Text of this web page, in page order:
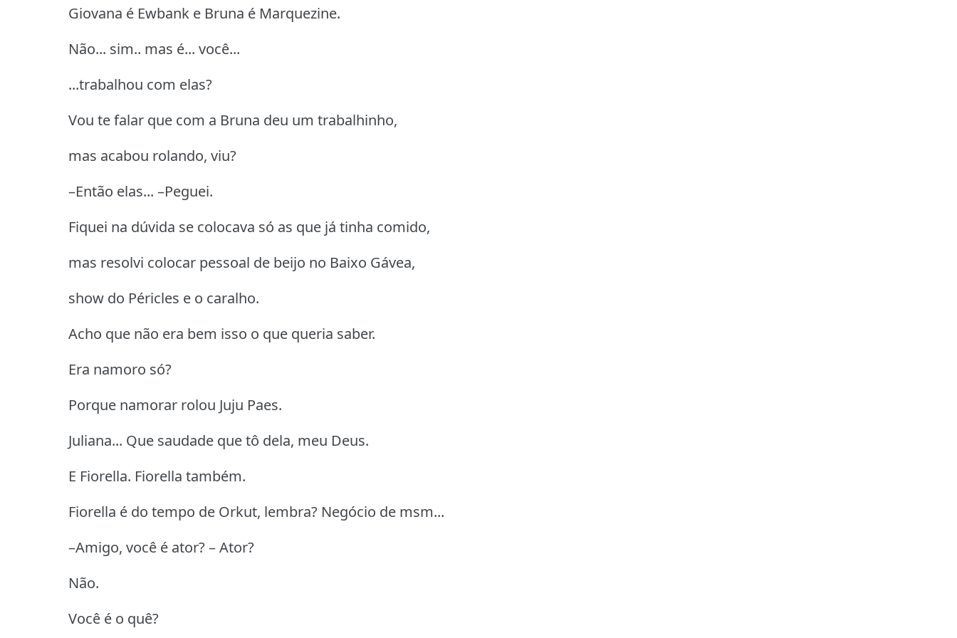
Giovana é Ewbank e Bruna é Marquezine.
Não... sim.. mas é... você...
...trabalhou com elas?
Vou te falar que com a Bruna deu um trabalhinho,
mas acabou rolando, viu?
–Então elas... –Peguei.
Fiquei na dúvida se colocava só as que já tinha comido,
mas resolvi colocar pessoal de beijo no Baixo Gávea,
show do Péricles e o caralho.
Acho que não era bem isso o que queria saber.
Era namoro só?
Porque namorar rolou Juju Paes.
Juliana... Que saudade que tô dela, meu Deus.
E Fiorella. Fiorella também.
Fiorella é do tempo de Orkut, lembra? Negócio de msm...
–Amigo, você é ator? – Ator?
Não.
Você é o quê?